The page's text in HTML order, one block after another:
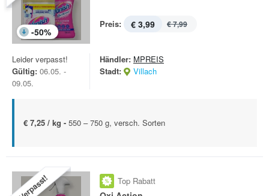
-50%
Preis: € 3,99 € 7,99
Leider verpasst!
Gültig: 06.05. -
09.05.
Händler: MPREIS
Stadt:
Villach
€ 7,25 / kg - 550 – 750 g, versch. Sorten
Verpasst! Top Rabatt